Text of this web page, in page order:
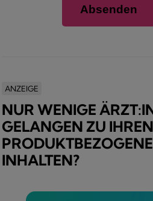
ANZEIGE
NUR WENIGE
GELANGEN ZU IHREN
INHALTEN?